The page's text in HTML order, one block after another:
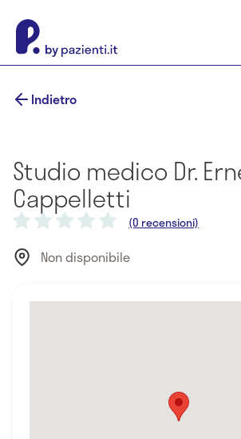
Indietro
Studio medico Dr.
Cappelletti
(0 recensioni)
Non disponibile